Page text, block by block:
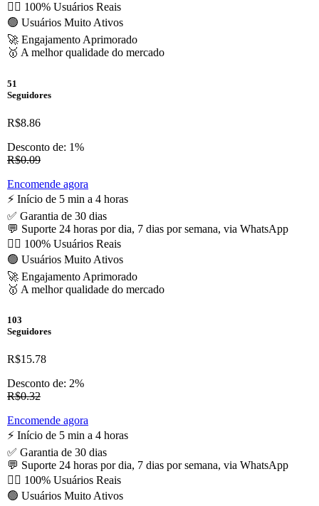
🙋‍♂️ 100% Usuários Reais
🟢 Usuários Muito Ativos
🚀 Engajamento Aprimorado
🥇 A melhor qualidade do mercado
51
Seguidores
R$8.86
Desconto de: 1%
R$0.09
Encomende agora
⚡️ Início de 5 min a 4 horas
✅ Garantia de 30 dias
💬 Suporte 24 horas por dia, 7 dias por semana, via WhatsApp
🙋‍♂️ 100% Usuários Reais
🟢 Usuários Muito Ativos
🚀 Engajamento Aprimorado
🥇 A melhor qualidade do mercado
103
Seguidores
R$15.78
Desconto de: 2%
R$0.32
Encomende agora
⚡️ Início de 5 min a 4 horas
✅ Garantia de 30 dias
💬 Suporte 24 horas por dia, 7 dias por semana, via WhatsApp
🙋‍♂️ 100% Usuários Reais
🟢 Usuários Muito Ativos